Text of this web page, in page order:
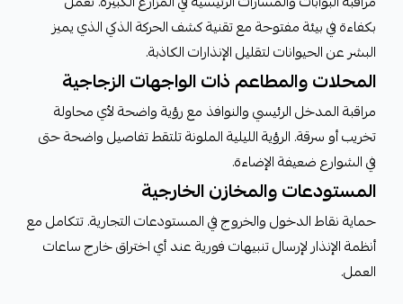
بكفاءة في بيئة مفتوحة مع تقنية كشف الحركة الذكي الذي يميز
البشر عن الحيوانات لتقليل الإنذارات الكاذبة.
المحلات والمطاعم ذات الواجهات الزجاجية
مراقبة المدخل الرئيسي والنوافذ مع رؤية واضحة لأي محاولة
تخريب أو سرقة. الرؤية الليلية الملونة تلتقط تفاصيل واضحة حتى
في الشوارع ضعيفة الإضاءة.
المستودعات والمخازن الخارجية
حماية نقاط الدخول والخروج في المستودعات التجارية. تتكامل مع
أنظمة الإنذار لإرسال تنبيهات فورية عند أي اختراق خارج ساعات
العمل.